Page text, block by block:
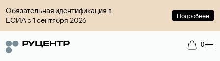
Обязательная идентификация в
ЕСИА с 1 сентября 2026
Подробнее
0